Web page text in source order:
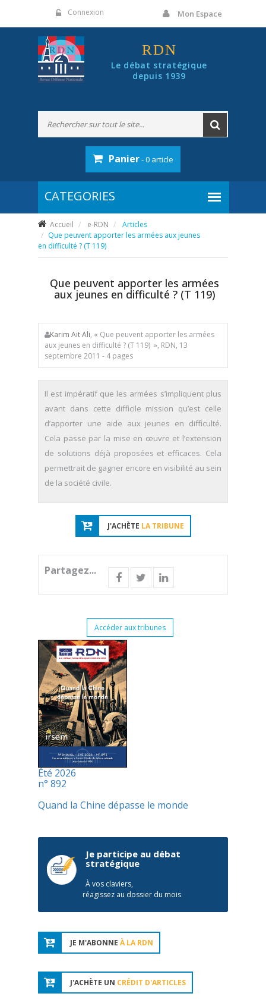
Connexion Mon Espace
RDN
Le débat stratégique
depuis 1939
Panier- 0 article
Accueil e-RDN
Articles
Que peuvent apporter les armées aux jeunes
en difficulté ? (T 119)
Que peuvent apporter les armées
aux jeunes en difficulté ? (T 119)
Karim Ait Ali, « Que peuvent apporter les armées
aux jeunes en difficulté ? (T 119) », RDN, 13
septembre 2011 - 4 pages
Il est impératif que les armées s’impliquent plus
avant dans cette difficile mission qu’est celle
d’apporter une aide aux jeunes en difficulté.
Cela passe par la mise en œuvre et l’extension
de solutions déjà proposées et efficaces. Cela
permettrait de gagner encore en visibilité au sein
de la société civile.
J'ACHÈTE LA TRIBUNE
Partagez...
Accéder aux tribunes
Été 2026
n° 892
Quand la Chine dépasse le monde
Je participe au débat
stratégique
À vos claviers,
réagissez au dossier du mois
JE M'ABONNE À LA RDN
J'ACHÈTE UN CRÉDIT D'ARTICLES